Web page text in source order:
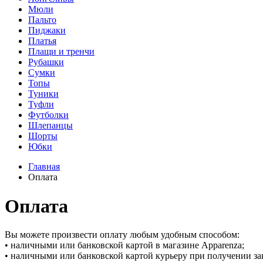
Мюли
Пальто
Пиджаки
Платья
Плащи и тренчи
Рубашки
Сумки
Топы
Туники
Туфли
Футболки
Шлепанцы
Шорты
Юбки
Главная
Оплата
Оплата
Вы можете произвести оплату любым удобным способом:
• наличными или банковской картой в магазине Apparenza;
• наличными или банковской картой курьеру при получении